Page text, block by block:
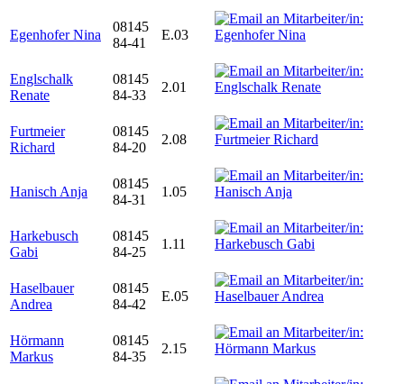
Egenhofer Nina
08145
84-41
E.03
Englschalk
Renate
08145
84-33
2.01
Furtmeier
Richard
08145
84-20
2.08
Hanisch Anja
08145
84-31
1.05
Harkebusch
Gabi
08145
84-25
1.11
Haselbauer
Andrea
08145
84-42
E.05
Hörmann
Markus
08145
84-35
2.15